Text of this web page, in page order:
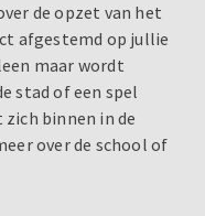
de opzet van het
afgestemd op jullie
maar wordt
stad of een spel
binnen in de
over de school of